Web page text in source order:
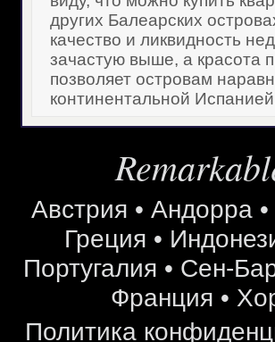
других Балеарских
качество и ликвидность
зачастую выше, а красота
позволяет островам
континентальной
Австрия • Андорра •
Греция •
Португалия • Сен-
Франция •
Политика